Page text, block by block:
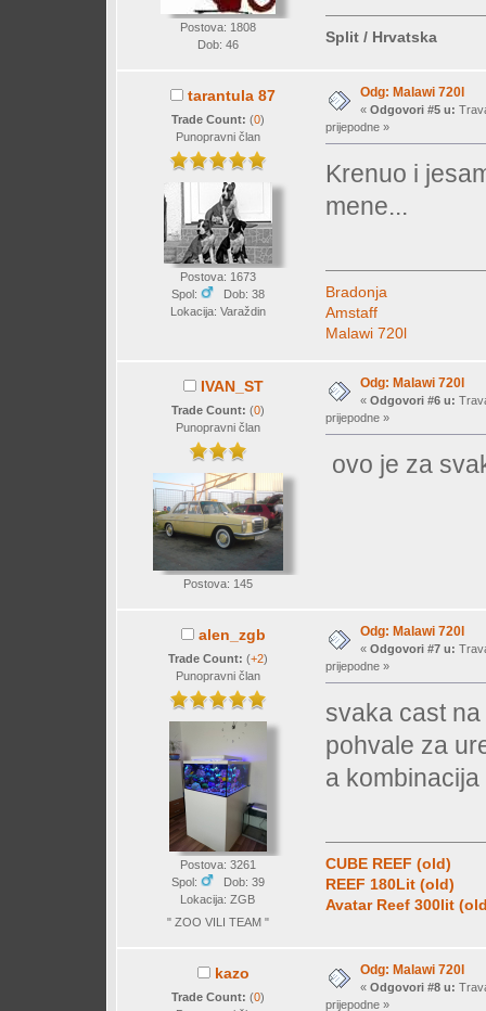
Postova: 1808
Dob: 46
Split / Hrvatska
tarantula 87
Trade Count: (0)
Punopravni član
Postova: 1673
Spol:
Dob: 38
Lokacija: Varaždin
Odg: Malawi 720l
« Odgovori #5 u:
prijepodne »
Krenuo i
mene...
Bradonja
Amstaff
Malawi 720l
IVAN_ST
Trade Count: (0)
Punopravni član
Postova: 145
Odg: Malawi 720l
« Odgovori #6 u:
prijepodne »
ovo je za
alen_zgb
Trade Count: (+2)
Punopravni član
Postova: 3261
Spol:
Dob: 39
Lokacija: ZGB
" ZOO VILI TEAM "
Odg: Malawi 720l
« Odgovori #7 u:
prijepodne »
svaka cast
pohvale za
a
CUBE REEF (old)
REEF 180Lit (old)
Avatar Reef 300lit
kazo
Trade Count: (0)
Odg: Malawi 720l
« Odgovori #8 u:
prijepodne »